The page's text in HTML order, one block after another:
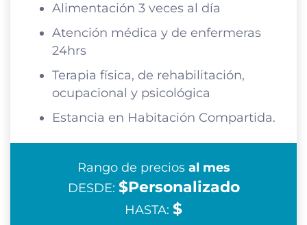
Alimentación 3 veces al día
Atención médica y de enfermeras
24hrs
Terapia física, de rehabilitación,
ocupacional y psicológica
Estancia en Habitación Compartida.
Rango de precios al mes
DESDE: $Personalizado
HASTA: $